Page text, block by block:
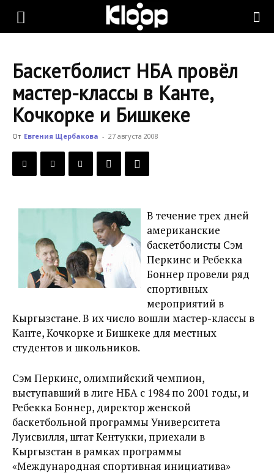
KLOOP.KG
Новости
Кыргызстана
Баскетболист НБА провёл
мастер-классы в Канте,
Кочкорке и Бишкеке
От Евгения Щербакова - 27 августа 2008
В течение трех дней
американские
баскетболисты Сэм
Перкинс и Ребекка
Боннер провели ряд
спортивных
мероприятий в
Кыргызстане. В их число вошли мастер-классы в
Канте, Кочкорке и Бишкеке для местных
студентов и школьников.
Сэм Перкинс, олимпийский чемпион,
выступавший в лиге НБА с 1984 по 2001 годы, и
Ребекка Боннер, директор женской
баскетбольной программы Университета
Луисвилля, штат Кентукки, приехали в
Кыргызстан в рамках программы
«Международная спортивная инициатива»